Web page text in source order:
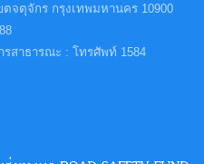
ตจตุจักร กรุงเทพมหานคร 10900
สาธารณะ : โทรศัพท์ 1584